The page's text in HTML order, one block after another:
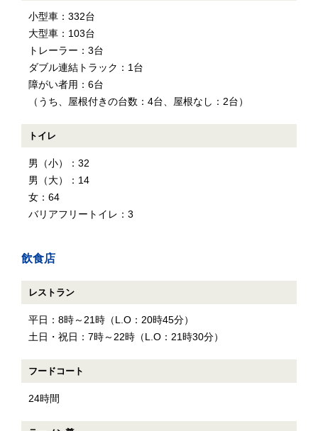
小型車：332台
大型車：103台
トレーラー：3台
ダブル連結トラック：1台
障がい者用：6台
（うち、屋根付きの台数：4台、屋根なし：2台）
トイレ
男（小）：32
男（大）：14
女：64
バリアフリートイレ：3
飲食店
レストラン
平日：8時～21時（L.O：20時45分）
土日・祝日：7時～22時（L.O：21時30分）
フードコート
24時間